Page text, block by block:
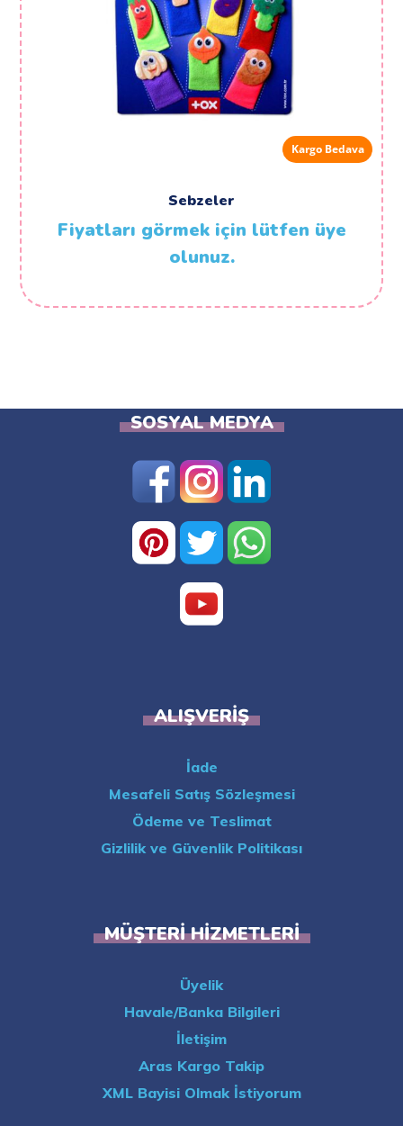
Kargo Bedava
Sebzeler
Fiyatları görmek için lütfen üye
olunuz.
SOSYAL MEDYA
ALIŞVERIŞ
İade
Mesafeli Satış Sözleşmesi
Ödeme ve Teslimat
Gizlilik ve Güvenlik Politikası
MÜŞTERI HIZMETLERI
Üyelik
Havale/Banka Bilgileri
İletişim
Aras Kargo Takip
XML Bayisi Olmak İstiyorum